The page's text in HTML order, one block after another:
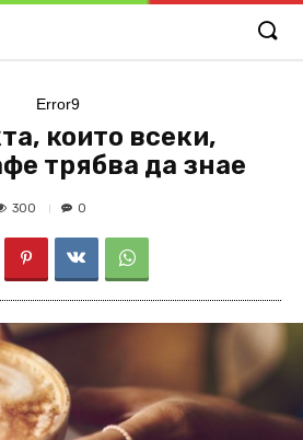
Error9
които всеки,
трябва да знае
300 0